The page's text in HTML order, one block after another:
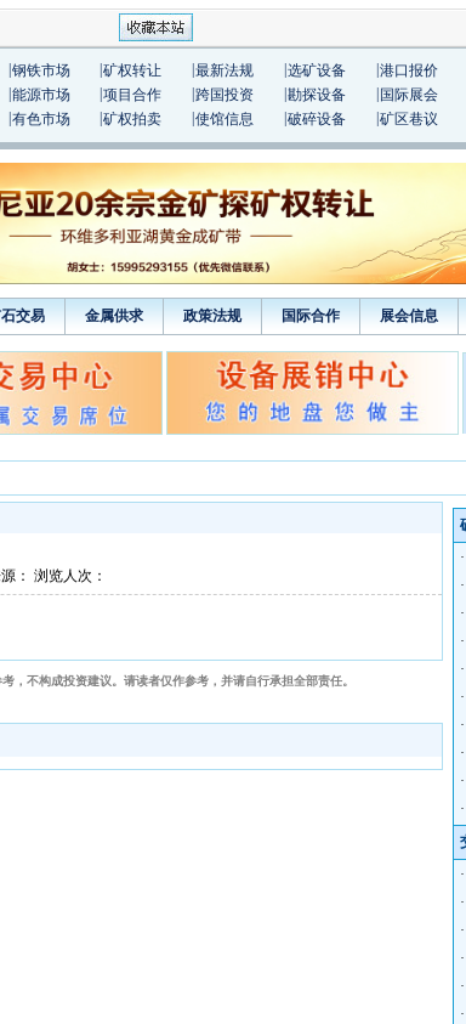
钢铁市场 矿权转让 最新法规 选矿设备 港口报价
能源市场 项目合作 跨国投资 勘探设备 国际展会
有色市场 矿权拍卖 使馆信息 破碎设备 矿区巷议
交易 金属供求 政策法规 国际合作 展会信息
： 浏览人次：
，不构成投资建议。请读者仅作参考，并请自行承担全部责任。
·
·
·
·
·
·
·
·
·
·
·
·
·
·
·
·